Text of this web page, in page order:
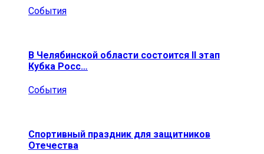
События
В Челябинской области состоится II этап
Кубка Росс…
События
Спортивный праздник для защитников
Отечества